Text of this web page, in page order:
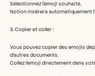
Sélectionnez l'emoji souhaité.
Notion insérera automatiquement l'
3. Copier et coller :
Vous pouvez copier des emojis
d'autres documents.
Collez l'emoji directement dans
Témoignages clients